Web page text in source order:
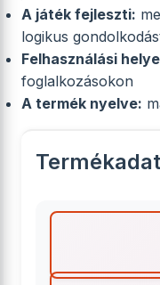
A játék fejleszti:
logikus
Felhasználási
foglalkozásokon
A termék nyelve: